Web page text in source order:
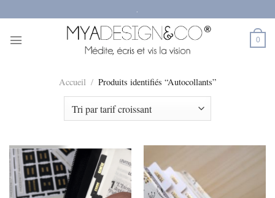
au
contenu
0
Accueil / Produits identifiés “Autocollants”